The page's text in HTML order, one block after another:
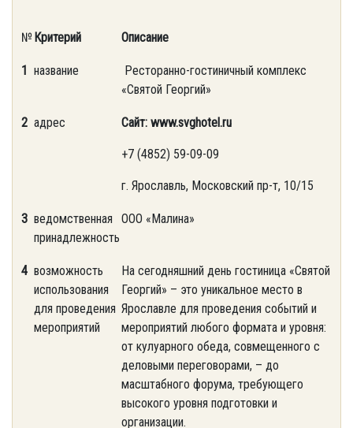
№ Критерий Описание
1 название
Ресторанно-гостиничный комплекс
«Святой Георгий»
2 адрес Сайт: www.svghotel.ru
+7 (4852) 59-09-09
г. Ярославль, Московский пр-т, 10/15
3 ведомственная
принадлежность
ООО «Малина»
4 возможность
использования
для проведения
мероприятий
На сегодняшний день гостиница «Святой
Георгий» – это уникальное место в
Ярославле для проведения событий и
мероприятий любого формата и уровня:
от кулуарного обеда, совмещенного с
деловыми переговорами, – до
масштабного форума, требующего
высокого уровня подготовки и
организации.